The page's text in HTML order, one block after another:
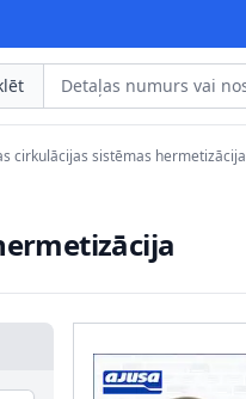
cirkulācijas sistēmas hermetizācija